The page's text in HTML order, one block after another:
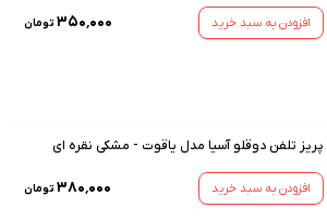
افزودن به سبد خرید ۳۵۰٬۰۰۰ تومان
پریز تلفن دوقلو آسیا مدل یاقوت - مشکی نقره ای
افزودن به سبد خرید ۳۸۰٬۰۰۰ تومان